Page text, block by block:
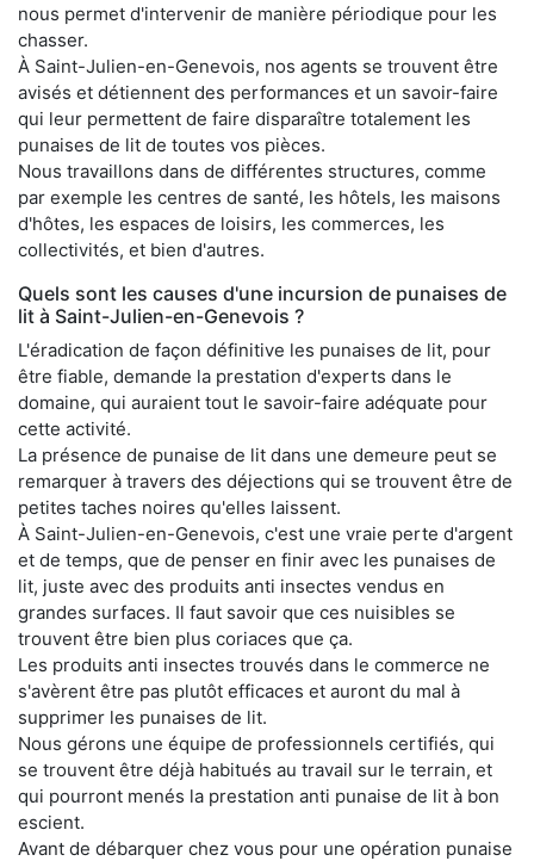
nous permet d'intervenir de manière périodique pour les
chasser.
À Saint-Julien-en-Genevois, nos agents se trouvent être
avisés et détiennent des performances et un savoir-faire
qui leur permettent de faire disparaître totalement les
punaises de lit de toutes vos pièces.
Nous travaillons dans de différentes structures, comme
par exemple les centres de santé, les hôtels, les maisons
d'hôtes, les espaces de loisirs, les commerces, les
collectivités, et bien d'autres.
Quels sont les causes d'une incursion de punaises de
lit à Saint-Julien-en-Genevois ?
L'éradication de façon définitive les punaises de lit, pour
être fiable, demande la prestation d'experts dans le
domaine, qui auraient tout le savoir-faire adéquate pour
cette activité.
La présence de punaise de lit dans une demeure peut se
remarquer à travers des déjections qui se trouvent être de
petites taches noires qu'elles laissent.
À Saint-Julien-en-Genevois, c'est une vraie perte d'argent
et de temps, que de penser en finir avec les punaises de
lit, juste avec des produits anti insectes vendus en
grandes surfaces. Il faut savoir que ces nuisibles se
trouvent être bien plus coriaces que ça.
Les produits anti insectes trouvés dans le commerce ne
s'avèrent être pas plutôt efficaces et auront du mal à
supprimer les punaises de lit.
Nous gérons une équipe de professionnels certifiés, qui
se trouvent être déjà habitués au travail sur le terrain, et
qui pourront menés la prestation anti punaise de lit à bon
escient.
Avant de débarquer chez vous pour une opération punaise